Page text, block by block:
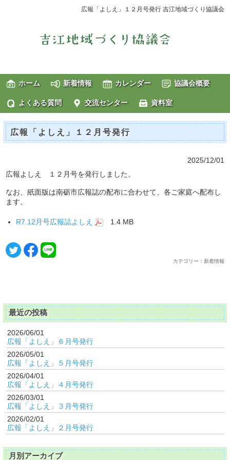
広報「よしえ」１２月号発行 吉江地域づくり協議会
ホーム 新着情報 カレンダー 協議会概要
よくある質問 交流センター 資料室
広報「よしえ」１２月号発行
2025/12/01
広報よしえ １２月号を発行しました。
なお、紙面版は南砺市広報誌の配布に合わせて、各ご家庭へ配布し
ます。
R7.12月号広報誌よしえ 1.4 MB
カテゴリー：新着情報
最近の投稿
2026/06/01
広報「よしえ」６月号発行
2026/05/01
広報「よしえ」５月号発行
2026/04/01
広報「よしえ」４月号発行
2026/03/01
広報「よしえ」３月号発行
2026/02/01
広報「よしえ」２月号発行
月別アーカイブ